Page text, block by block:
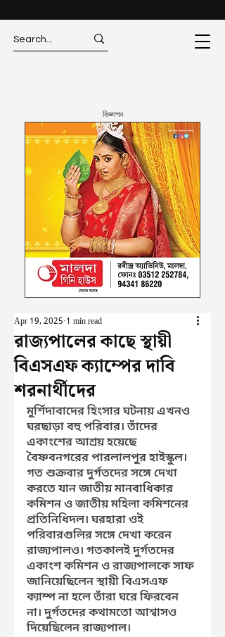
বিজ্ঞাপন
রাজ্যপালের কাছে স্থায়ী
বিএসএফ ক্যাম্পের দাবি
শরনার্থীদের
Apr 19, 2025 1 min read
মুর্শিদাবাদের হিংসার ঘটনায় এখনও
ঘরছাড়া বহু পরিবার। তাঁদের
একাংশের আশ্রয় হয়েছে
বৈষ্ণবনগরের পারলালপুর হাইস্কুল।
গত শুক্রবার দুর্গতদের সঙ্গে দেখা
করতে যান জাতীয় মানবাধিকার
কমিশন ও জাতীয় মহিলা কমিশনের
প্রতিনিধিদল। ঘরহারা ওই
পরিবারগুলির সঙ্গে দেখা করেন
রাজ্যপালও। গতকালই দুর্গতদের
একাংশ কমিশন ও রাজ্যপালকে সাফ
জানিয়েছিলেন স্থায়ী বিএসএফ
ক্যাম্প না হলে তাঁরা ঘরে ফিরবেন
না। দুর্গতদের কথামতো আশ্বাসও
দিয়েছিলেন রাজ্যপাল।